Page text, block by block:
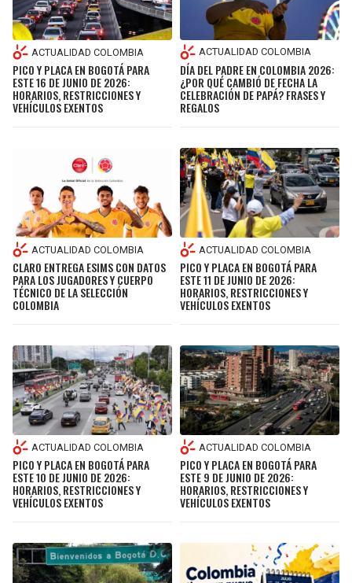
ACTUALIDAD COLOMBIA
PICO Y PLACA EN BOGOTÁ PARA
ESTE 16 DE JUNIO DE 2026:
HORARIOS, RESTRICCIONES Y
VEHÍCULOS EXENTOS
ACTUALIDAD COLOMBIA
DÍA DEL PADRE EN COLOMBIA 2026:
¿POR QUÉ CAMBIÓ DE FECHA LA
CELEBRACIÓN DE PAPÁ? FRASES Y
REGALOS
ACTUALIDAD COLOMBIA
CLARO ENTREGA ESIMS CON DATOS
PARA LOS JUGADORES Y CUERPO
TÉCNICO DE LA SELECCIÓN
COLOMBIA
ACTUALIDAD COLOMBIA
PICO Y PLACA EN BOGOTÁ PARA
ESTE 11 DE JUNIO DE 2026:
HORARIOS, RESTRICCIONES Y
VEHÍCULOS EXENTOS
ACTUALIDAD COLOMBIA
PICO Y PLACA EN BOGOTÁ PARA
ESTE 10 DE JUNIO DE 2026:
HORARIOS, RESTRICCIONES Y
VEHÍCULOS EXENTOS
ACTUALIDAD COLOMBIA
PICO Y PLACA EN BOGOTÁ PARA
ESTE 9 DE JUNIO DE 2026:
HORARIOS, RESTRICCIONES Y
VEHÍCULOS EXENTOS